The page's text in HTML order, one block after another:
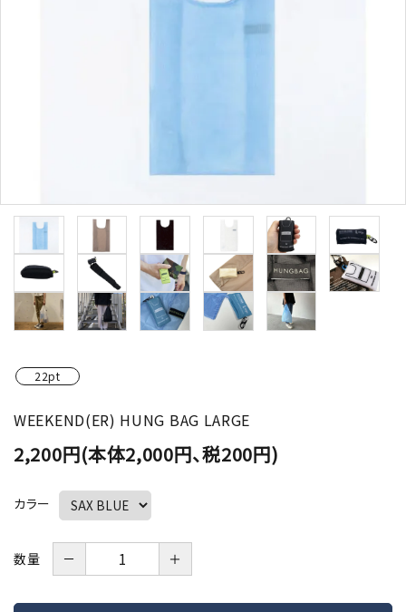
22pt
WEEKEND(ER) HUNG BAG LARGE
2,200円(本体2,000円、税200円)
カラー
数量 － ＋